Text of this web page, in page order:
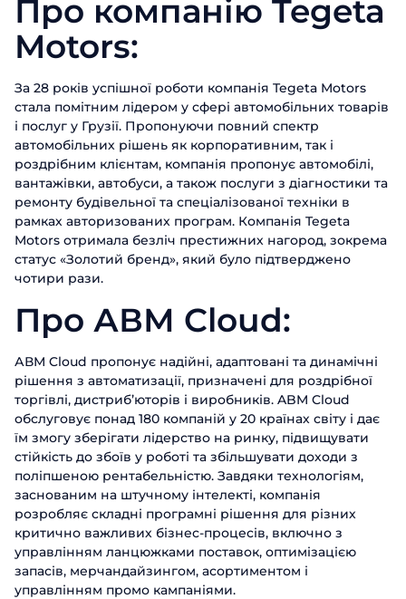
Про компанію Tegeta
Motors:
За 28 років успішної роботи компанія Tegeta Motors
стала помітним лідером у сфері автомобільних товарів
і послуг у Грузії. Пропонуючи повний спектр
автомобільних рішень як корпоративним, так і
роздрібним клієнтам, компанія пропонує автомобілі,
вантажівки, автобуси, а також послуги з діагностики та
ремонту будівельної та спеціалізованої техніки в
рамках авторизованих програм. Компанія Tegeta
Motors отримала безліч престижних нагород, зокрема
статус «Золотий бренд», який було підтверджено
чотири рази.
Про АВМ Cloud:
АВМ Cloud пропонує надійні, адаптовані та динамічні
рішення з автоматизації, призначені для роздрібної
торгівлі, дистриб’юторів і виробників. ABM Cloud
обслуговує понад 180 компаній у 20 країнах світу і дає
їм змогу зберігати лідерство на ринку, підвищувати
стійкість до збоїв у роботі та збільшувати доходи з
поліпшеною рентабельністю. Завдяки технологіям,
заснованим на штучному інтелекті, компанія
розробляє складні програмні рішення для різних
критично важливих бізнес-процесів, включно з
управлінням ланцюжками поставок, оптимізацією
запасів, мерчандайзингом, асортиментом і
управлінням промо кампаніями.
Заповніть форму, щоб дізнатися
більше про продукти ABM Cloud
Ім'я
Прізвище
Телефон
Email
Відправити
Дякуємо за звернення.
Ми цінуємо, що ви зацікавились саме
нашими продуктами. Один з наших
співробітників зв'яжеться з вами
найближчим часом. Гарного дня!
Замовити дзвінок
Поспілкуйтесь з нашим експертом
вже сьогодні
Ім'я
Телефон
Дякуємо за звернення.
Ми цінуємо, що ви зацікавились саме
нашими продуктами. Один з наших
співробітників зв'яжеться з вами
найближчим часом. Гарного дня!
Дякуємо за звернення.
Ми цінуємо, що ви зацікавились саме
нашими продуктами. Один з наших
співробітників зв'яжеться з вами
найближчим часом. Гарного дня!